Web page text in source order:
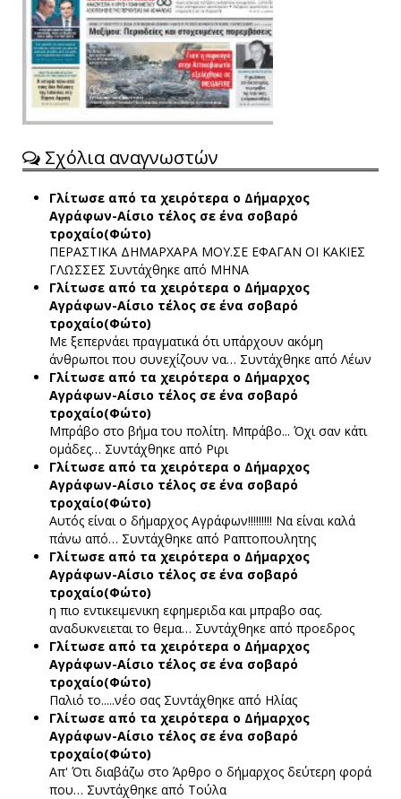
Σχόλια αναγνωστών
Γλίτωσε από τα χειρότερα ο Δήμαρχος
Αγράφων-Αίσιο τέλος σε ένα σοβαρό
τροχαίο(Φώτο)
ΠΕΡΑΣΤΙΚΑ ΔΗΜΑΡΧΑΡΑ ΜΟΥ.ΣΕ ΕΦΑΓΑΝ ΟΙ ΚΑΚΙΕΣ
ΓΛΩΣΣΕΣ Συντάχθηκε από ΜΗΝΑ
Γλίτωσε από τα χειρότερα ο Δήμαρχος
Αγράφων-Αίσιο τέλος σε ένα σοβαρό
τροχαίο(Φώτο)
Με ξεπερνάει πραγματικά ότι υπάρχουν ακόμη
άνθρωποι που συνεχίζουν να… Συντάχθηκε από Λέων
Γλίτωσε από τα χειρότερα ο Δήμαρχος
Αγράφων-Αίσιο τέλος σε ένα σοβαρό
τροχαίο(Φώτο)
Μπράβο στο βήμα του πολίτη. Μπράβο... Όχι σαν κάτι
ομάδες… Συντάχθηκε από Ριρι
Γλίτωσε από τα χειρότερα ο Δήμαρχος
Αγράφων-Αίσιο τέλος σε ένα σοβαρό
τροχαίο(Φώτο)
Αυτός είναι ο δήμαρχος Αγράφων!!!!!!!!! Να είναι καλά
πάνω από… Συντάχθηκε από Ραπτοπουλητης
Γλίτωσε από τα χειρότερα ο Δήμαρχος
Αγράφων-Αίσιο τέλος σε ένα σοβαρό
τροχαίο(Φώτο)
η πιο εντικειμενικη εφημεριδα και μπραβο σας.
αναδυκνειεται το θεμα… Συντάχθηκε από προεδρος
Γλίτωσε από τα χειρότερα ο Δήμαρχος
Αγράφων-Αίσιο τέλος σε ένα σοβαρό
τροχαίο(Φώτο)
Παλιό το.....νέο σας Συντάχθηκε από Ηλίας
Γλίτωσε από τα χειρότερα ο Δήμαρχος
Αγράφων-Αίσιο τέλος σε ένα σοβαρό
τροχαίο(Φώτο)
Απ' Ότι διαβάζω στο Άρθρο ο δήμαρχος δεύτερη φορά
που… Συντάχθηκε από Τούλα